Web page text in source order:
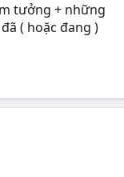
tưởng + những
( hoặc đang )